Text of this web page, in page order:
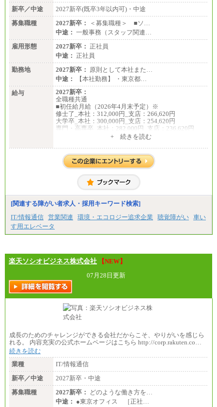
新卒／中途
2027新卒(既卒3年以内可)・中途
募集職種
2027新卒：
＜募集職種＞ ■ソ…
中途： 一般事務（スタッフ関連…
雇用形態
2027新卒： 正社員
中途： 正社員
勤務地
2027新卒： 原則として本社また…
中途：
【本社勤務】 ・東京都…
給与
2027新卒：
全職種共通
■初任給月給（2026年4月末予定）※
修士了_本社：312,000円_支店：266,620円
大学卒_本社：300,000円_支店：254,620円
専門・高専卒_本社：282,000円_支店：236,620円
中途：
月給（本社）：213,030円＋諸手当
月給（支店）：164,920円～189,700円＋諸手当
※上記はフルタイム勤務で残業ゼロの場合の標準的
な月額モデルとして掲載。
※上記のほか、ボーナス支給あり
年収（本社）：330万～380万（フルタイムで標準的
なボーナス込みの金額です。上限金額は全社平均20
時間の残業込み）
※雇用形態についての補足：事務系職務限定の正社
員となります
+ 続きを読む
[関連する障がい者求人・採用キーワード検索]
IT/情報通信 営業関連 環境・エコロジー追求企業 聴覚障がい 車い
す用エレベータ
楽天ソシオビジネス株式会社
【NEW】
07月28日更新
成長のためのチャレンジができる会社だからこそ、やりがいを感じら
れる。 内容充実の公式ホームページはこちら http://corp.rakuten.co…
続きを読む
業種
IT/情報通信
新卒／中途
2027新卒・中途
募集職種
2027新卒：
どのような働き方を…
中途： ●東京オフィス ［正社…